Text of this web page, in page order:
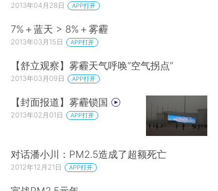
2013年04月28日 APP打开
7%＋蓝天 > 8%＋雾霾
2013年03月15日 APP打开
【舒立观察】雾霾天气呼唤“空气拐点”
2013年03月09日 APP打开
【封面报道】雾霾锁国
2013年02月01日 APP打开
对话潘小川：PM2.5造成了超额死亡
2012年12月21日 APP打开